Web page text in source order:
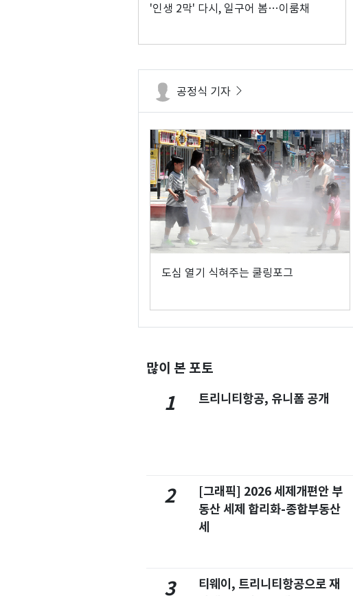
'인생 2막' 다시, 일구어 봄…이룸채
공정식 기자
도심 열기 식혀주는 쿨링포그
많이 본 포토
1 트리니티항공, 유니폼 공개
2
[그래픽] 2026 세제개편안 부
동산 세제 합리화-종합부동산
세
3
티웨이, 트리니티항공으로 재